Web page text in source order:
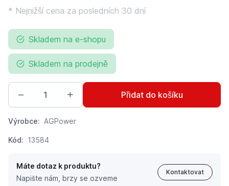
* Nejnižší cena za posledních 30 dní
Skladem na e-shopu
Skladem na prodejně
Přidat do košíku
Výrobce: AGPower
Kód: 13584
Máte dotaz k produktu?
Napište nám, brzy se ozveme
Kontaktovat